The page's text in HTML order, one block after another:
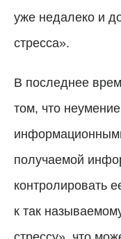
уже недалеко и
стресса».
В последнее
том, что
получаемой
контролировать
к так